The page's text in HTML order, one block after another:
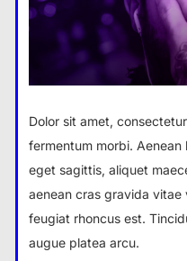
Dolor sit amet,
fermentum morbi. Aenean
eget sagittis, aliquet
aenean cras gravida vitae
feugiat rhoncus est.
augue platea arcu.